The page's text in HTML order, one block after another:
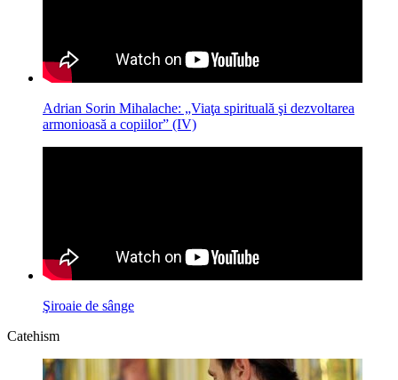
Adrian Sorin Mihalache: „Viaţa spirituală şi dezvoltarea
armonioasă a copiilor” (IV)
Şiroaie de sânge
Catehism